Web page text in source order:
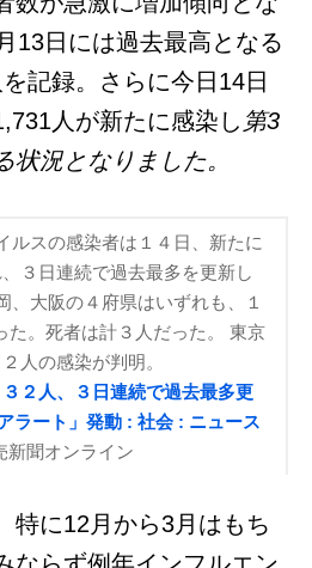
13日には過去最高となる
記録。さらに今日14日
人が新たに感染し 第3
状況となりました。
ルスの感染者は１４日、新たに
３日連続で過去最多を更新し
、大阪の４府県はいずれも、１
た。死者は計３人だった。 東京
人の感染が判明。
２人、３日連続で過去最多更
ラート」発動 : 社会 : ニュース
新聞オンライン
特に12月から3月はもち